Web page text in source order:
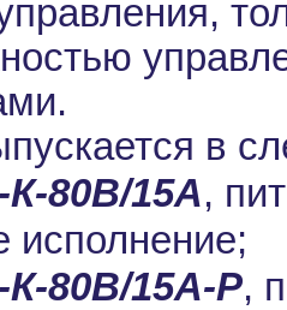
в
80В/15А,
исполнение;
80В/15А-Р,